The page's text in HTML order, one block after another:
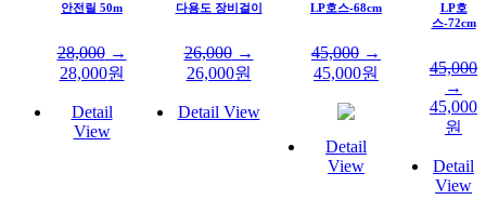
안전릴 50m
28,000→
28,000원
Detail
View
다용도 장비걸이
26,000→
26,000원
Detail View
LP호스-68cm
45,000 →
45,000원
Detail
View
LP호
스-72cm
45,000
→
45,000
원
Detail
View